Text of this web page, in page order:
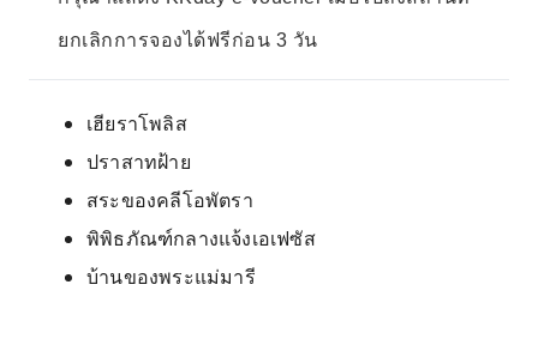
ยกเลิกการจองได้ฟรีก่อน 3 วัน
เฮียราโพลิส
ปราสาทฝ้าย
สระของคลีโอพัตรา
พิพิธภัณฑ์กลางแจ้งเอเฟซัส
บ้านของพระแม่มารี